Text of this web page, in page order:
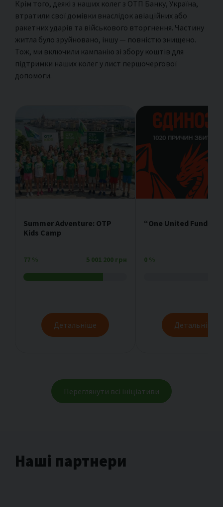
Крім того, деякі з наших колег з ОТП Банку, Україна,
втратили свої домівки внаслідок авіаційних або
ракетних ударів та військового вторгнення. Частину
житла було зруйновано, іншу — повністю знищено.
Тож, ми включили кампанію зі збору коштів для
підтримки наших колег у лист першочергової
допомоги.
Summer Adventure: OTP
Kids Camp
77 % 5 001 200 грн
Детальніше
“One United
0 %
Детальніше
Переглянути всі ініціативи
Наші партнери